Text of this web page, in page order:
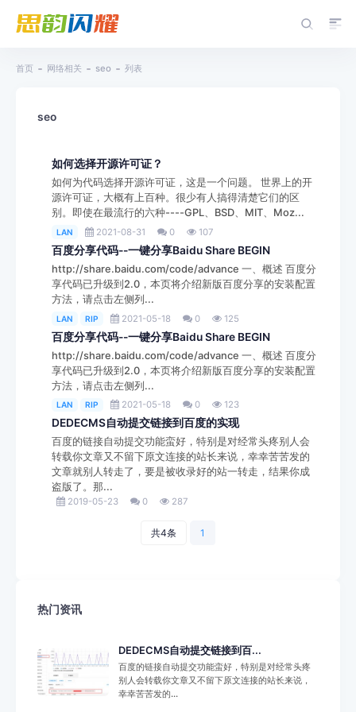
首页 网络相关 seo 列表
seo
如何选择开源许可证？
如何为代码选择开源许可证，这是一个问题。 世界上的开
源许可证，大概有上百种。很少有人搞得清楚它们的区
别。即使在最流行的六种----GPL、BSD、MIT、Moz...
LAN 2021-08-31 0 107
百度分享代码--一键分享Baidu Share BEGIN
http://share.baidu.com/code/advance 一、概述 百度分
享代码已升级到2.0，本页将介绍新版百度分享的安装配置
方法，请点击左侧列...
LAN RIP 2021-05-18 0 125
百度分享代码--一键分享Baidu Share BEGIN
http://share.baidu.com/code/advance 一、概述 百度分
享代码已升级到2.0，本页将介绍新版百度分享的安装配置
方法，请点击左侧列...
LAN RIP 2021-05-18 0 123
DEDECMS自动提交链接到百度的实现
百度的链接自动提交功能蛮好，特别是对经常头疼别人会
转载你文章又不留下原文连接的站长来说，幸幸苦苦发的
文章就别人转走了，要是被收录好的站一转走，结果你成
盗版了。那...
2019-05-23 0 287
共4条 1
热门资讯
DEDECMS自动提交链接到百...
百度的链接自动提交功能蛮好，特别是对经常头疼
别人会转载你文章又不留下原文连接的站长来说，
幸幸苦苦发的...